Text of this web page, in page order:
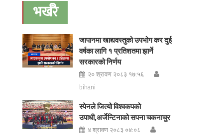
भर्खरै
जापानमा खाद्यवस्तुको उपभोग कर दुई
वर्षका लागि १ प्रतिशतमा झार्ने
सरकारको निर्णय
२० श्रावण २०८३ १७:५६
bihani
स्पेनले जित्यो विश्वकपको
उपाधी,अर्जेन्टिनाको सपना चकनाचुर
४ श्रावण २०८३ ०४:०८